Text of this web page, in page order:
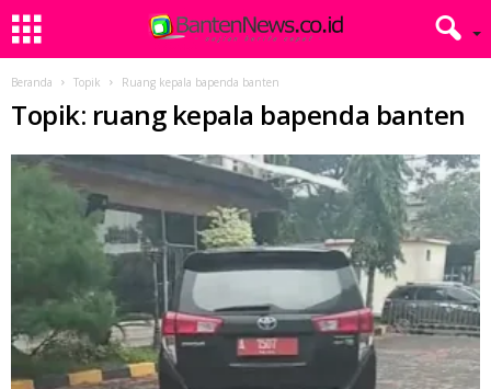
Beranda Topik Ruang kepala bapenda banten
Topik: ruang kepala bapenda banten